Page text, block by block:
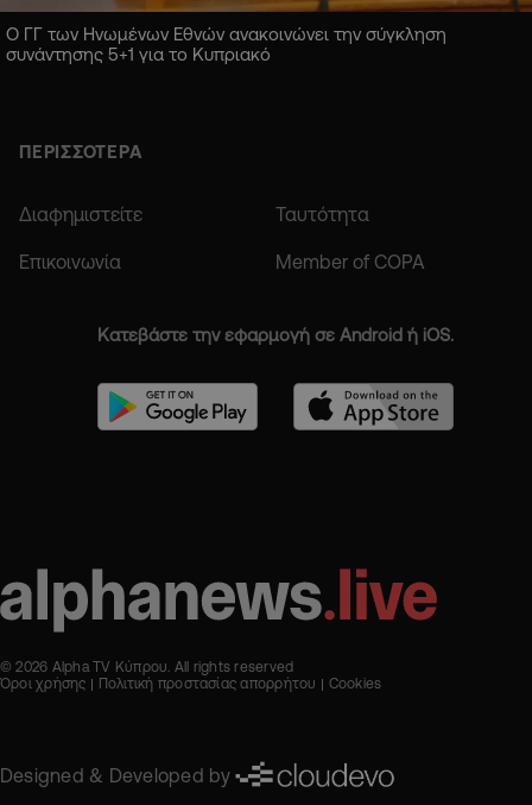
Ο ΓΓ των Ηνωμένων Εθνών ανακοινώνει την σύγκληση
συνάντησης 5+1 για το Κυπριακό
ΠΕΡΙΣΣΟΤΕΡΑ
Διαφημιστείτε Ταυτότητα
Επικοινωνία Member of COPA
Κατεβάστε την εφαρμογή σε Android ή iOS.
© 2026 Alpha TV Κύπρου. All rights reserved
Όροι χρήσης
Πολιτική προστασίας απορρήτου Cookies
Designed & Developed by